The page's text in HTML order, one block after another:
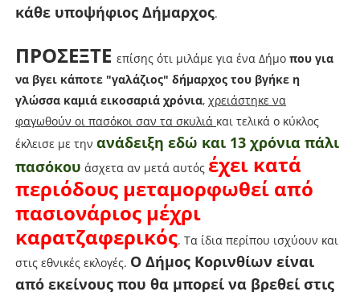
κάθε υποψήφιος Δήμαρχος.
ΠΡΟΣΕΞΤΕ επίσης ότι μιλάμε για ένα Δήμο που για
να βγει κάποτε "γαλάζιος" δήμαρχος του βγήκε η
γλώσσα καμιά εικοσαριά χρόνια, χρειάστηκε να
φαγωθούν οι πασόκοι σαν τα σκυλιά και τελικά ο κύκλος
έκλεισε με την ανάδειξη εδώ και 13 χρόνια πάλι
πασόκου άσχετα αν μετά αυτός έχει κατά
περιόδους μεταμορφωθεί από
πασιονάριος μέχρι
καρατζαφερικός. Τα ίδια περίπου ισχύουν και
στις εθνικές εκλογές. Ο Δήμος Κορινθίων είναι
από εκείνους που θα μπορεί να βρεθεί στις